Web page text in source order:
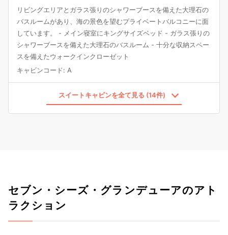
リビングエリアとガラス張りのシャワーブースを備えた大理石の
バスルームがあり、海の景色を望むプライベートバルコニーに面
しています。 - メイン寝室にキングサイズベッド - ガラス張りの
シャワーブースを備えた大理石のバスルーム - 十分な収納スペー
スを備えたウォークインクローゼット
キャビンコード: A
スイートキャビンを全て見る (14件)
セブン・シーズ・グランデューアのアト
ラクション